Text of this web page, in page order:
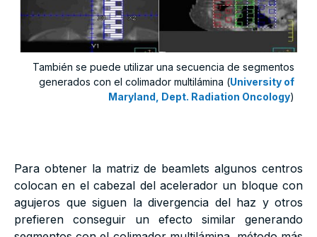
También se puede utilizar una secuencia de segmentos
generados con el colimador multilámina (University of
Maryland, Dept. Radiation Oncology)
Para obtener la matriz de beamlets algunos centros
colocan en el cabezal del acelerador un bloque con
agujeros que siguen la divergencia del haz y otros
prefieren conseguir un efecto similar generando